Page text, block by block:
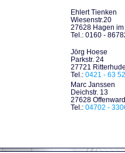
Ehlert Tienken
Wiesenstr.20
27628 Hagen im
Tel.: 0160 -
Jörg Hoese
Parkstr. 24
27721 Ritterhude
Tel.: 0421 - 63
Marc Janssen
Deichstr. 13
27628
Tel.: 04702 -